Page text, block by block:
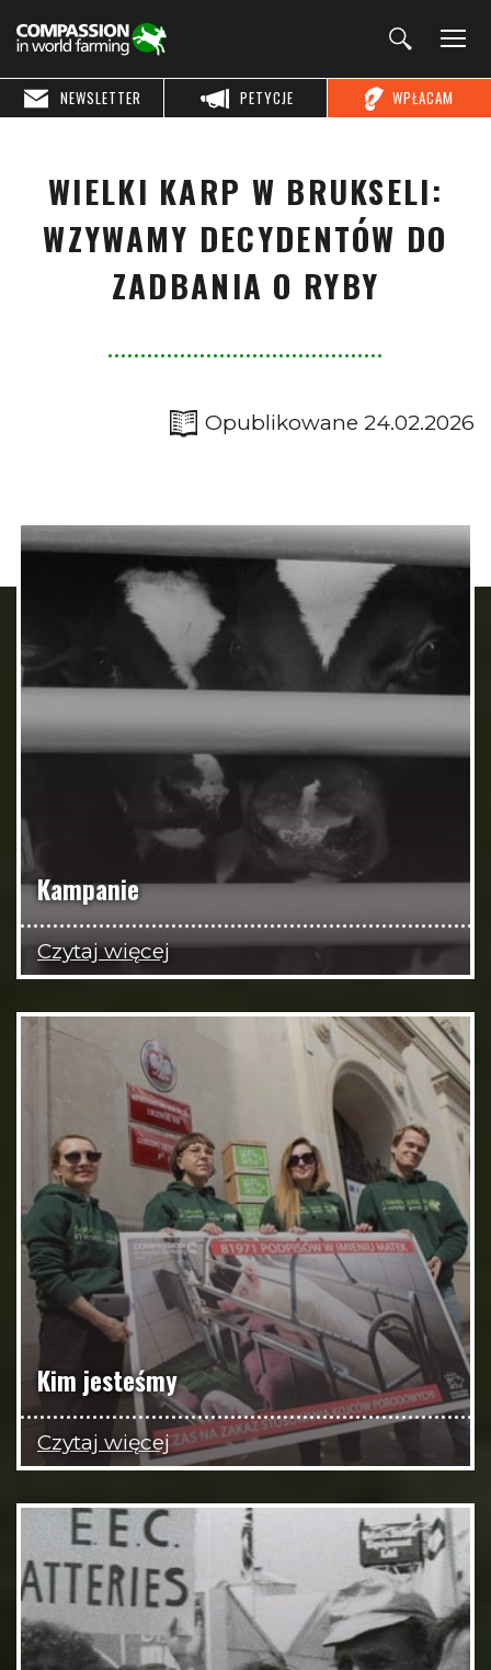
WPŁACAM
PETYCJE
NEWSLETTER
WIELKI KARP W BRUKSELI:
WZYWAMY DECYDENTÓW DO
ZADBANIA O RYBY
Opublikowane 24.02.2026
Kampanie
Czytaj więcej
Kim jesteśmy
Czytaj więcej